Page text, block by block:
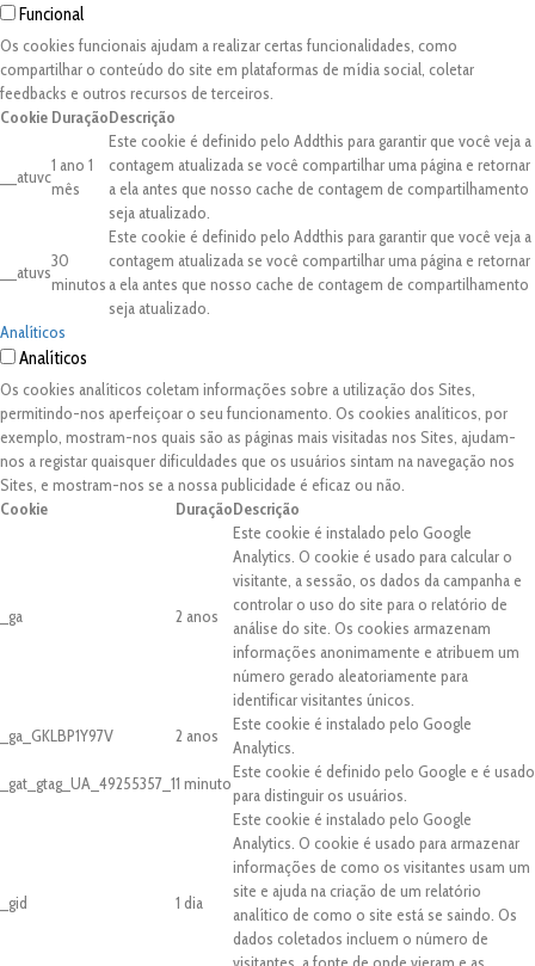
Funcional
Os cookies funcionais ajudam a realizar certas funcionalidades, como
compartilhar o conteúdo do site em plataformas de mídia social, coletar
feedbacks e outros recursos de terceiros.
Cookie DuraçãoDescrição
__atuvc
1 ano 1
mês
Este cookie é definido pelo Addthis para garantir que você veja a
contagem atualizada se você compartilhar uma página e retornar
a ela antes que nosso cache de contagem de compartilhamento
seja atualizado.
__atuvs
30
minutos
Este cookie é definido pelo Addthis para garantir que você veja a
contagem atualizada se você compartilhar uma página e retornar
a ela antes que nosso cache de contagem de compartilhamento
seja atualizado.
Analíticos
Analíticos
Os cookies analíticos coletam informações sobre a utilização dos Sites,
permitindo-nos aperfeiçoar o seu funcionamento. Os cookies analíticos, por
exemplo, mostram-nos quais são as páginas mais visitadas nos Sites, ajudam-
nos a registar quaisquer dificuldades que os usuários sintam na navegação nos
Sites, e mostram-nos se a nossa publicidade é eficaz ou não.
Cookie
DuraçãoDescrição
_ga 2 anos
Este cookie é instalado pelo Google
Analytics. O cookie é usado para calcular o
visitante, a sessão, os dados da campanha e
controlar o uso do site para o relatório de
análise do site. Os cookies armazenam
informações anonimamente e atribuem um
número gerado aleatoriamente para
identificar visitantes únicos.
_ga_GKLBP1Y97V
2 anos
Este cookie é instalado pelo Google
Analytics.
_gat_gtag_UA_49255357_11 minuto
Este cookie é definido pelo Google e é usado
para distinguir os usuários.
_gid 1 dia
Este cookie é instalado pelo Google
Analytics. O cookie é usado para armazenar
informações de como os visitantes usam um
site e ajuda na criação de um relatório
analítico de como o site está se saindo. Os
dados coletados incluem o número de